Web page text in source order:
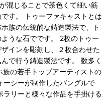
混じることで茶色くて細い筋
す。 トゥーファキャストとは
族の伝統的な鋳造製法で、ト
うな石でです。 2枚のトゥー
インを彫刻し、２枚合わせた
で行う鋳造製法です。 数多く
の若手トップアーティストの
シーが制作したバングルで
リーと様々な作品を手掛ける